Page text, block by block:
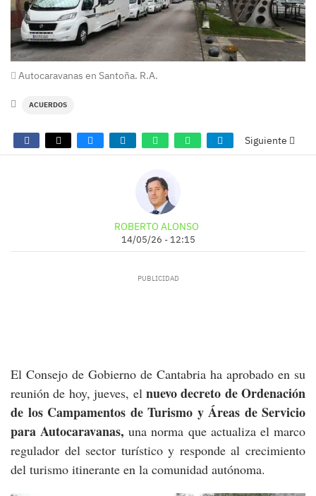
Autocaravanas en Santoña. R.A.
ACUERDOS
Siguiente
ROBERTO ALONSO
14/05/26 - 12:15
El Consejo de Gobierno de Cantabria ha aprobado en su
reunión de hoy, jueves, el nuevo decreto de Ordenación
de los Campamentos de Turismo y Áreas de Servicio
para Autocaravanas, una norma que actualiza el marco
regulador del sector turístico y responde al crecimiento
del turismo itinerante en la comunidad autónoma.